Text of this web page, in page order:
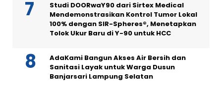
Studi DOORwaY90 dari Sirtex Medical
Mendemonstrasikan Kontrol Tumor Lokal
100% dengan SIR-Spheres®, Menetapkan
Tolok Ukur Baru di Y-90 untuk HCC
AdaKami Bangun Akses Air Bersih dan
Sanitasi Layak untuk Warga Dusun
Banjarsari Lampung Selatan